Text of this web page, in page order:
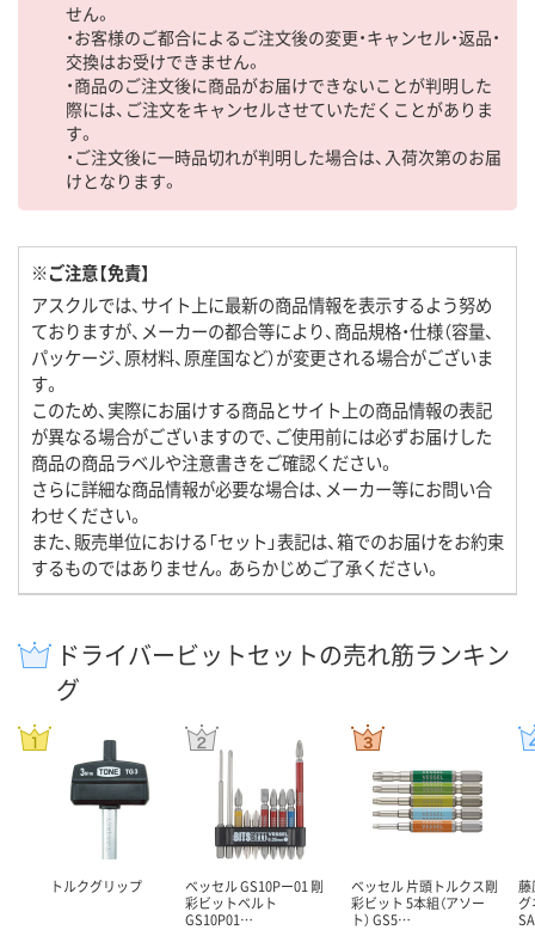
せん。
・お客様のご都合によるご注文後の変更・キャンセル・返品・
交換はお受けできません。
・商品のご注文後に商品がお届けできないことが判明した
際には、ご注文をキャンセルさせていただくことがありま
す。
・ご注文後に一時品切れが判明した場合は、入荷次第のお届
けとなります。
※ご注意【免責】
アスクルでは、サイト上に最新の商品情報を表示するよう努め
ておりますが、メーカーの都合等により、商品規格・仕様（容量、
パッケージ、原材料、原産国など）が変更される場合がございま
す。
このため、実際にお届けする商品とサイト上の商品情報の表記
が異なる場合がございますので、ご使用前には必ずお届けした
商品の商品ラベルや注意書きをご確認ください。
さらに詳細な商品情報が必要な場合は、メーカー等にお問い合
わせください。
また、販売単位における「セット」表記は、箱でのお届けをお約束
するものではありません。あらかじめご了承ください。
ドライバービットセットの売れ筋ランキン
グ
トルクグリップ
ベッセル GS10Pー01 剛
彩ビットベルト
GS10P01…
ベッセル 片頭トルクス剛
彩ビット 5本組（アソー
ト） GS5…
藤
グ